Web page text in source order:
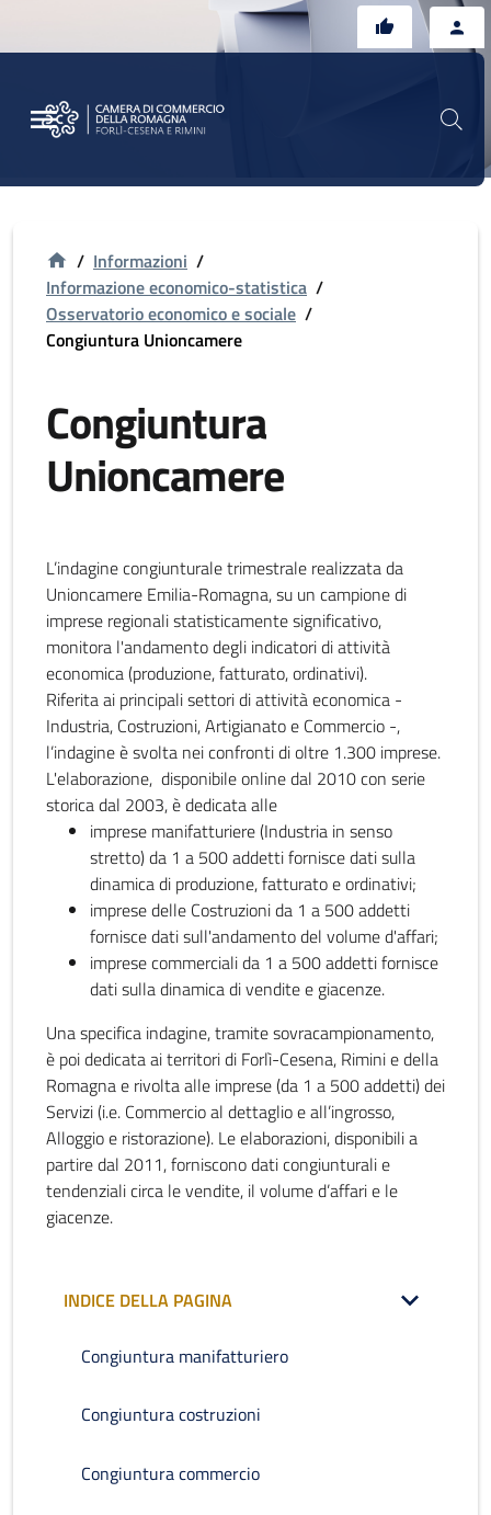
/ Informazioni /
Informazione economico-statistica /
Osservatorio economico e sociale /
Congiuntura Unioncamere
Congiuntura
Unioncamere
L’indagine congiunturale trimestrale realizzata da
Unioncamere Emilia-Romagna, su un campione di
imprese regionali statisticamente significativo,
monitora l'andamento degli indicatori di attività
economica (produzione, fatturato, ordinativi).
Riferita ai principali settori di attività economica -
Industria, Costruzioni, Artigianato e Commercio -,
l’indagine è svolta nei confronti di oltre 1.300 imprese.
L'elaborazione, disponibile online dal 2010 con serie
storica dal 2003, è dedicata alle
imprese manifatturiere (Industria in senso
stretto) da 1 a 500 addetti fornisce dati sulla
dinamica di produzione, fatturato e ordinativi;
imprese delle Costruzioni da 1 a 500 addetti
fornisce dati sull'andamento del volume d'affari;
imprese commerciali da 1 a 500 addetti fornisce
dati sulla dinamica di vendite e giacenze.
Una specifica indagine, tramite sovracampionamento,
è poi dedicata ai territori di Forlì-Cesena, Rimini e della
Romagna e rivolta alle imprese (da 1 a 500 addetti) dei
Servizi (i.e. Commercio al dettaglio e all’ingrosso,
Alloggio e ristorazione). Le elaborazioni, disponibili a
partire dal 2011, forniscono dati congiunturali e
tendenziali circa le vendite, il volume d’affari e le
giacenze.
INDICE DELLA PAGINA
Congiuntura manifatturiero
Congiuntura costruzioni
Congiuntura commercio